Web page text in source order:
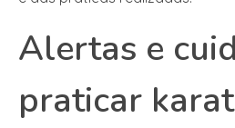
Alertas e
praticar